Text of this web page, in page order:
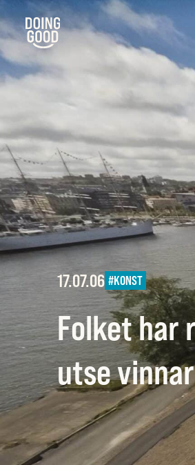
17.07.06 #KONST
Folket har
utse